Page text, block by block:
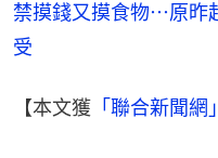
禁摸錢又摸食物⋯原昨
受
【本文獲 「聯合新聞網」